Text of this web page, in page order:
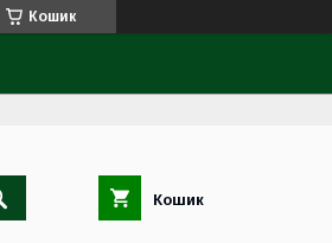
Кошик
Кошик